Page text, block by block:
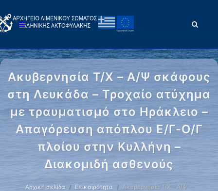
Ακυβερνησία Τ/Χ – Α/Ψ σκάφους
στη Λευκάδα – Τροχαίο ατύχημα
με τραυματισμό στο Ηράκλειο –
Απαγόρευση απόπλου Ε/Γ-Ο/Γ
πλοίου στην Κυλλήνη –
Διακομιδή ασθενούς
Αρχική σελίδα Επικαιρότητα Ακυβερνησία Τ/Χ – Α/Ψ …